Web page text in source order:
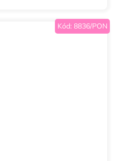
Kód: 8836/PON